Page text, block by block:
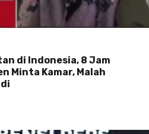
di Indonesia, 8 Jam
Minta Kamar, Malah